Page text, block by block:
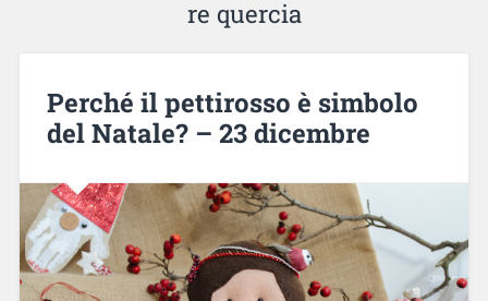
re quercia
Perché il pettirosso è simbolo
del Natale? – 23 dicembre